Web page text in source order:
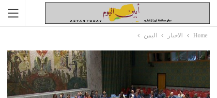
Home الاخبار اليمن